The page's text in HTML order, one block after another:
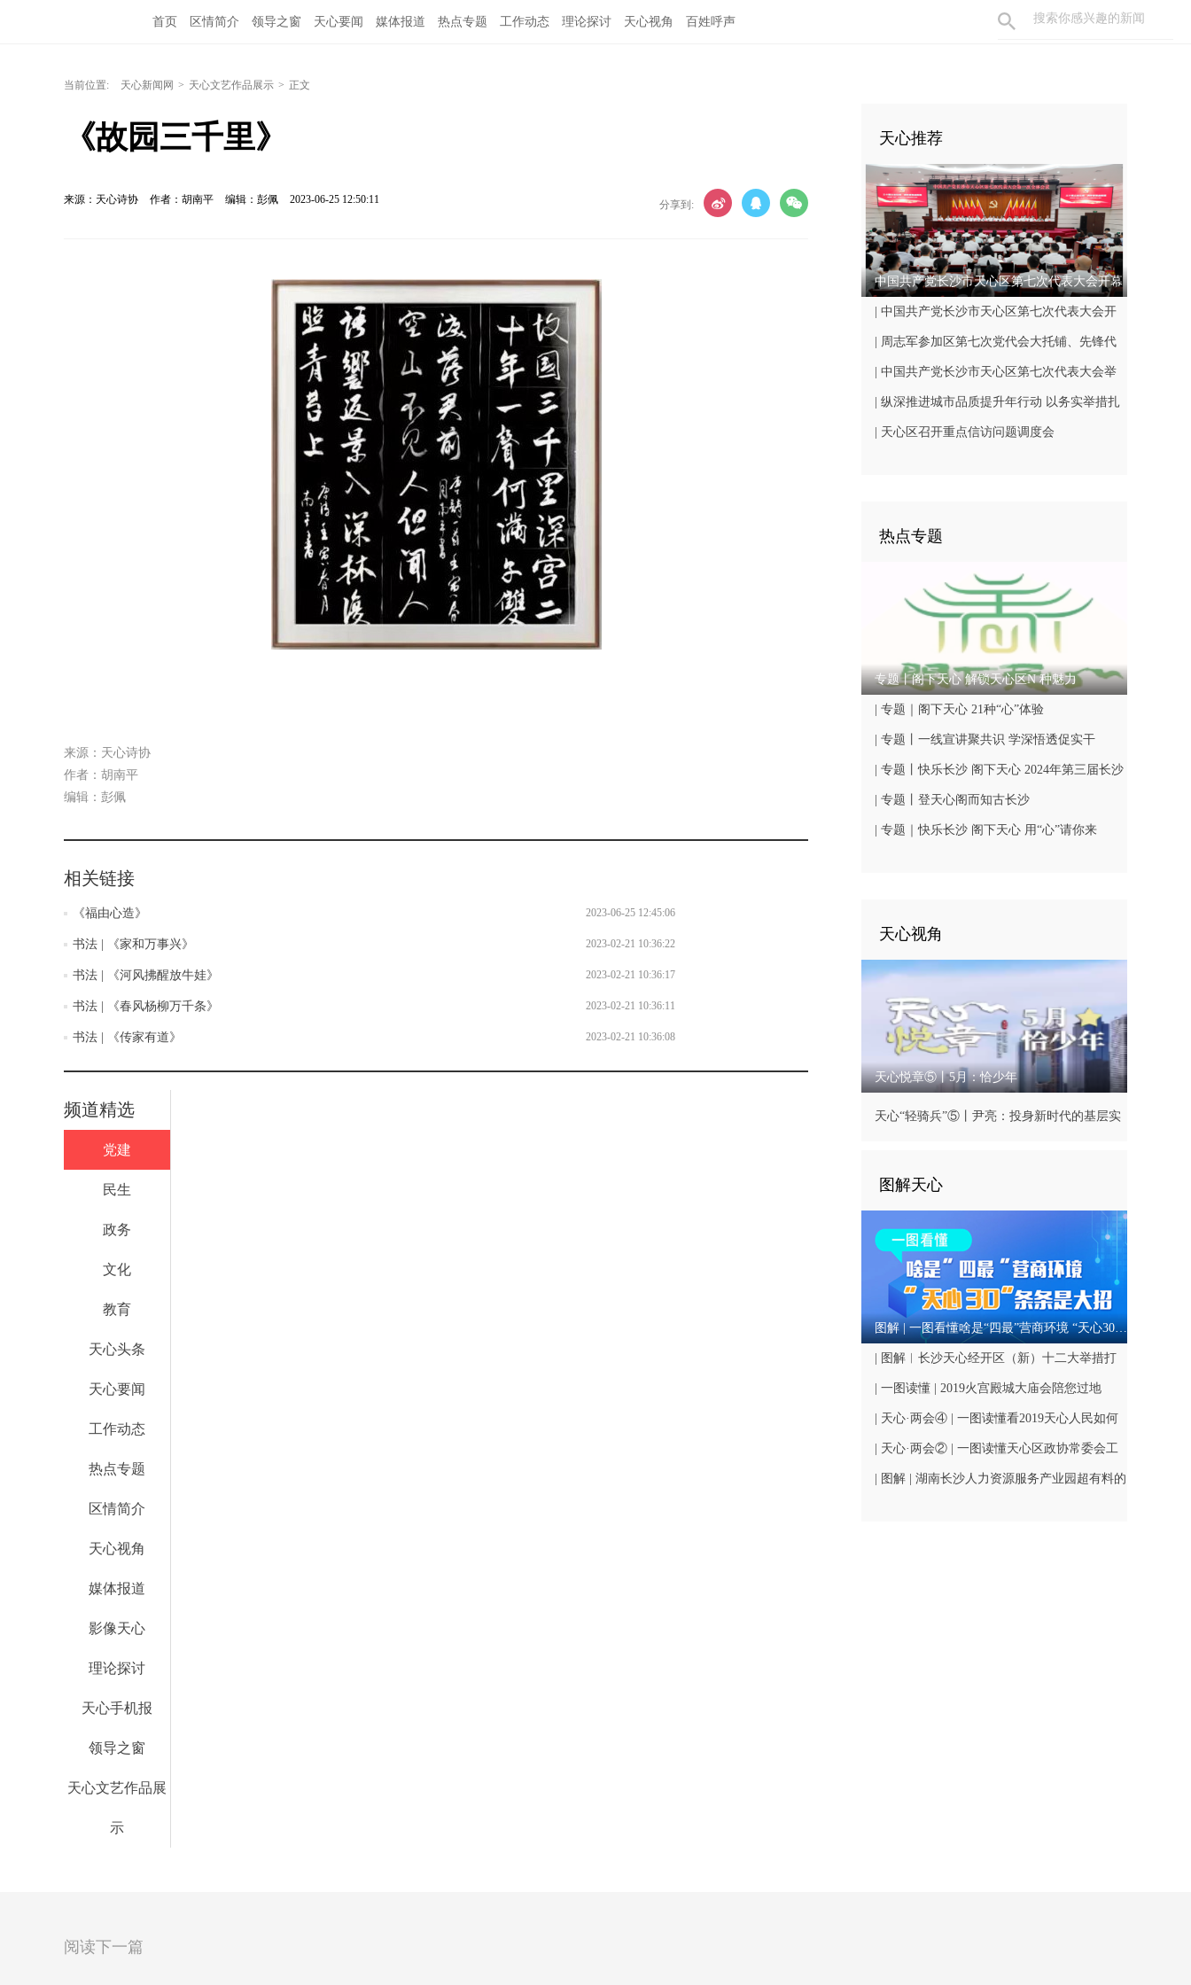
首页 区情简介 领导之窗 天心要闻 媒体报道 热点专题 工作动态 理论探讨 天心视角 百姓呼声
当前位置: 天心新闻网 > 天心文艺作品展示 > 正文
《故园三千里》
来源：天心诗协 作者：胡南平 编辑：彭佩 2023-06-25 12:50:11 分享到:
来源：天心诗协
作者：胡南平
编辑：彭佩
相关链接
《福由心造》 2023-06-25 12:45:06
书法 | 《家和万事兴》 2023-02-21 10:36:22
书法 | 《河风拂醒放牛娃》 2023-02-21 10:36:17
书法 | 《春风杨柳万千条》 2023-02-21 10:36:11
书法 | 《传家有道》 2023-02-21 10:36:08
频道精选
党建
民生
政务
文化
教育
天心头条
天心要闻
工作动态
热点专题
区情简介
天心视角
媒体报道
影像天心
理论探讨
天心手机报
领导之窗
天心文艺作品展
示
天心推荐
中国共产党长沙市天心区第七次代表大会开幕
| 中国共产党长沙市天心区第七次代表大会开
幕
| 周志军参加区第七次党代会大托铺、先锋代
表团分团讨论
| 中国共产党长沙市天心区第七次代表大会举
行预备会议
| 纵深推进城市品质提升年行动 以务实举措扎
实成效推动全域城市面貌整体焕新
| 天心区召开重点信访问题调度会
热点专题
专题丨阁下天心 解锁天心区N 种魅力
| 专题｜阁下天心 21种“心”体验
| 专题丨一线宣讲聚共识 学深悟透促实干
| 专题丨快乐长沙 阁下天心 2024年第三届长沙
市旅游发展大会
| 专题丨登天心阁而知古长沙
| 专题｜快乐长沙 阁下天心 用“心”请你来
天心视角
天心悦章⑤丨5月：恰少年
天心“轻骑兵”⑤丨尹亮：投身新时代的基层实
图解天心
图解 | 一图看懂啥是“四最”营商环境 “天心30”条条是大招
| 图解︱长沙天心经开区（新）十二大举措打
造不可替代营商环境
| 一图读懂 | 2019火宫殿城大庙会陪您过地
道“长沙年”
| 天心·两会④ | 一图读懂看2019天心人民如何
幸福升级
| 天心·两会② | 一图读懂天心区政协常委会工
作报告
| 图解 | 湖南长沙人力资源服务产业园超有料的
阅读下一篇